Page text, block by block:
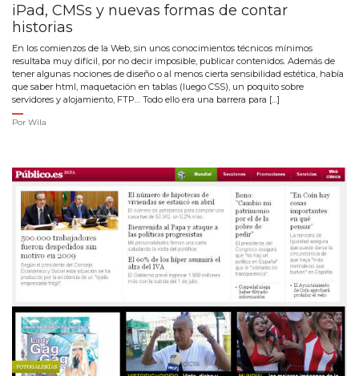
iPad, CMSs y nuevas formas de contar
historias
En los comienzos de la Web, sin unos conocimientos técnicos mínimos
resultaba muy difícil, por no decir imposible, publicar contenidos. Además de
tener algunas nociones de diseño o al menos cierta sensibilidad estética, había
que saber html, maquetación en tablas (luego CSS), un poquito sobre
servidores y alojamiento, FTP… Todo ello era una barrera para […]
Por Wila